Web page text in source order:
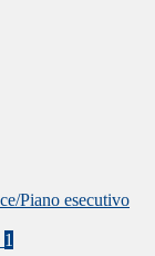
Piano esecutivo
1